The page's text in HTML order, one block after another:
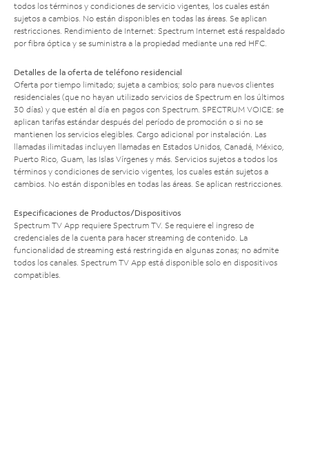
todos los términos y condiciones de servicio vigentes, los cuales están
sujetos a cambios. No están disponibles en todas las áreas. Se aplican
restricciones. Rendimiento de Internet: Spectrum Internet está respaldado
por fibra óptica y se suministra a la propiedad mediante una red HFC.
Detalles de la oferta de teléfono residencial
Oferta por tiempo limitado; sujeta a cambios; solo para nuevos clientes
residenciales (que no hayan utilizado servicios de Spectrum en los últimos
30 días) y que estén al día en pagos con Spectrum. SPECTRUM VOICE: se
aplican tarifas estándar después del período de promoción o si no se
mantienen los servicios elegibles. Cargo adicional por instalación. Las
llamadas ilimitadas incluyen llamadas en Estados Unidos, Canadá, México,
Puerto Rico, Guam, las Islas Vírgenes y más. Servicios sujetos a todos los
términos y condiciones de servicio vigentes, los cuales están sujetos a
cambios. No están disponibles en todas las áreas. Se aplican restricciones.
Especificaciones de Productos/Dispositivos
Spectrum TV App requiere Spectrum TV. Se requiere el ingreso de
credenciales de la cuenta para hacer streaming de contenido. La
funcionalidad de streaming está restringida en algunas zonas; no admite
todos los canales. Spectrum TV App está disponible solo en dispositivos
compatibles.